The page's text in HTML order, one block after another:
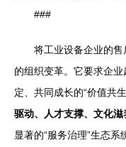
###
将工业设备企业的
的组织变革。它要求企
定、共同成长的“价值共
驱动、人才支撑、文化滋
显著的“服务治理”生态